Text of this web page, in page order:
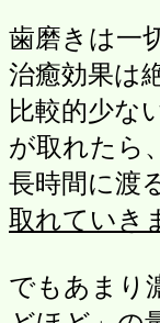
歯磨きは一
治癒効果は
比較的少な
が取れたら
長時間に渡
取れていき
でもあまり